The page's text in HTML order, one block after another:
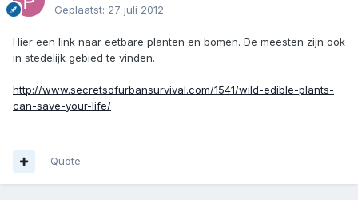
Geplaatst: 27 juli 2012
Hier een link naar eetbare planten en bomen. De meesten zijn ook
in stedelijk gebied te vinden.
http://www.secretsofurbansurvival.com/1541/wild-edible-plants-
can-save-your-life/
Quote